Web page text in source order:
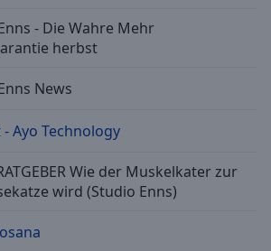
- Die Wahre Mehr
herbst
News
- Ayo Technology
Wie der Muskelkater zur
wird (Studio Enns)